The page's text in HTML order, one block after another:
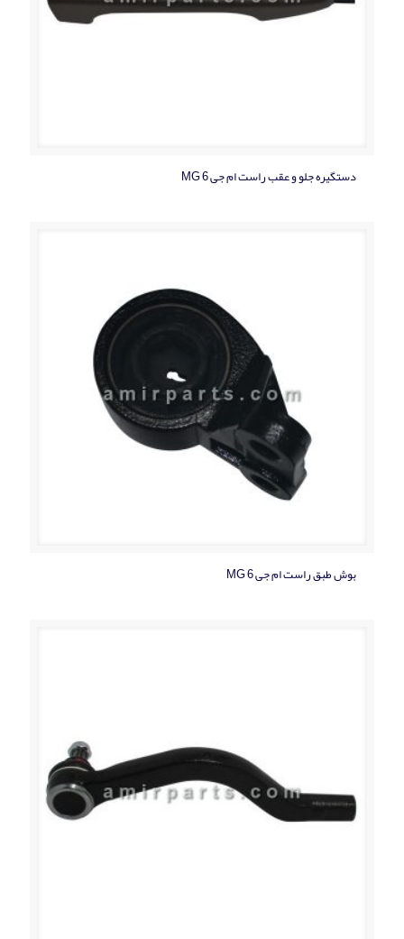
دستگيره جلو و عقب راست ام جی MG 6
بوش طبق راست ام جی MG 6